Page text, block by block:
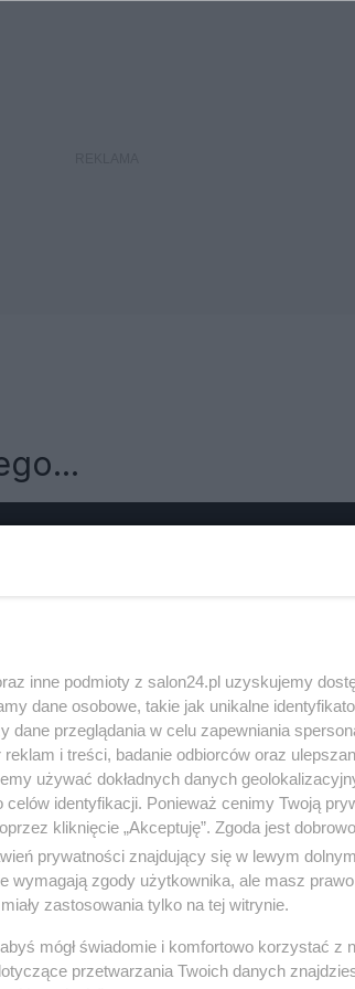
Gospodarka
Biznes
inne podmioty z salon24.pl uzyskujemy
dane osobowe, takie jak unikalne
dane przeglądania w celu zapewniania
i treści, badanie odbiorców oraz
używać dokładnych danych
identyfikacji. Ponieważ cenimy Twoją
kliknięcie „Akceptuję”. Zgoda jest
prywatności znajdujący się w lewym
wymagają zgody użytkownika, ale masz
zastosowania tylko na tej witrynie.
mógł świadomie i komfortowo korzystać z
przetwarzania Twoich danych